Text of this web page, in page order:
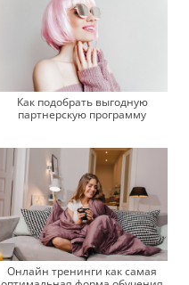
Как подобрать выгодную
партнерскую программу
Онлайн тренинги как самая